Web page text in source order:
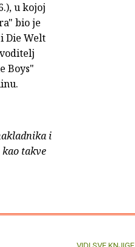
u kojoj
bio je
Die Welt
Boys"
i
takve